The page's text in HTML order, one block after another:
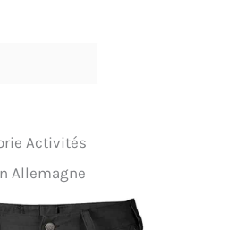
Activités
Allemagne